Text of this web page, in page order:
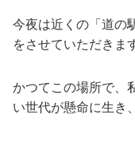
今夜は近くの「道の
をさせていただきま
かつてこの場所で、
い世代が懸命に生き